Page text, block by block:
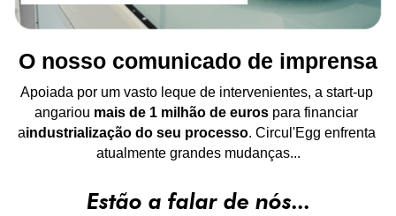
O nosso comunicado de imprensa
Apoiada por um vasto leque de intervenientes, a start-up
angariou mais de 1 milhão de euros para financiar
aindustrialização do seu processo. Circul'Egg enfrenta
atualmente grandes mudanças...
Estão a falar de nós...